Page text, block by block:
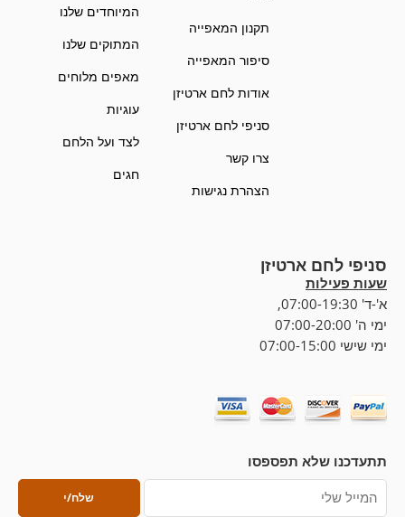
תקנון המאפייה
סיפור המאפייה
אודות לחם ארטיזן
סניפי לחם ארטיזן
צרו קשר
הצהרת נגישות
המיוחדים שלנו
המתוקים שלנו
מאפים מלוחים
עוגיות
לצד ועל הלחם
חגים
סניפי לחם ארטיזן
שעות פעילות
א'-ד' 07:00-19:30,
ימי ה' 07:00-20:00
ימי שישי 07:00-15:00
תתעדכנו שלא תפספסו